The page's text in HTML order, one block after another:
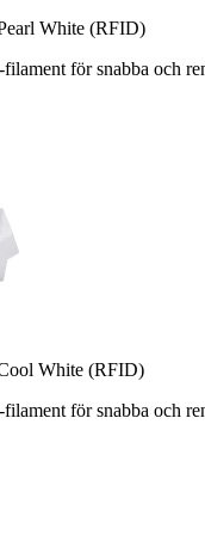
White (RFID)
för snabba och
White (RFID)
för snabba och